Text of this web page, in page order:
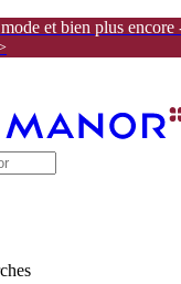
et bien plus encore